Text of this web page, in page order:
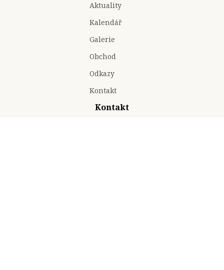
Aktuality
Kalendář
Galerie
Obchod
Odkazy
Kontakt
Kontakt